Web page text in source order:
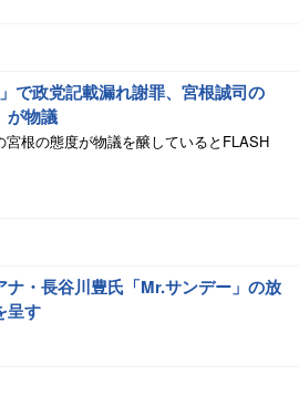
で政党記載漏れ謝罪、宮根誠司の
が物議
宮根の態度が物議を醸しているとFLASH
ナ・長谷川豊氏「Mr.サンデー」の放
呈す